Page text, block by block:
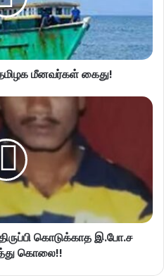
மீனவர்கள் கைது!
கொடுக்காத இ.போ.ச
கொலை!!